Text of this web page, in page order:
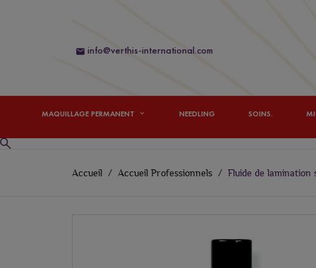
 info@verthis-international.com
MAQUILLAGE PERMANENT NEEDLING SOINS.
Accueil Accueil Professionnels Fluide de lamination